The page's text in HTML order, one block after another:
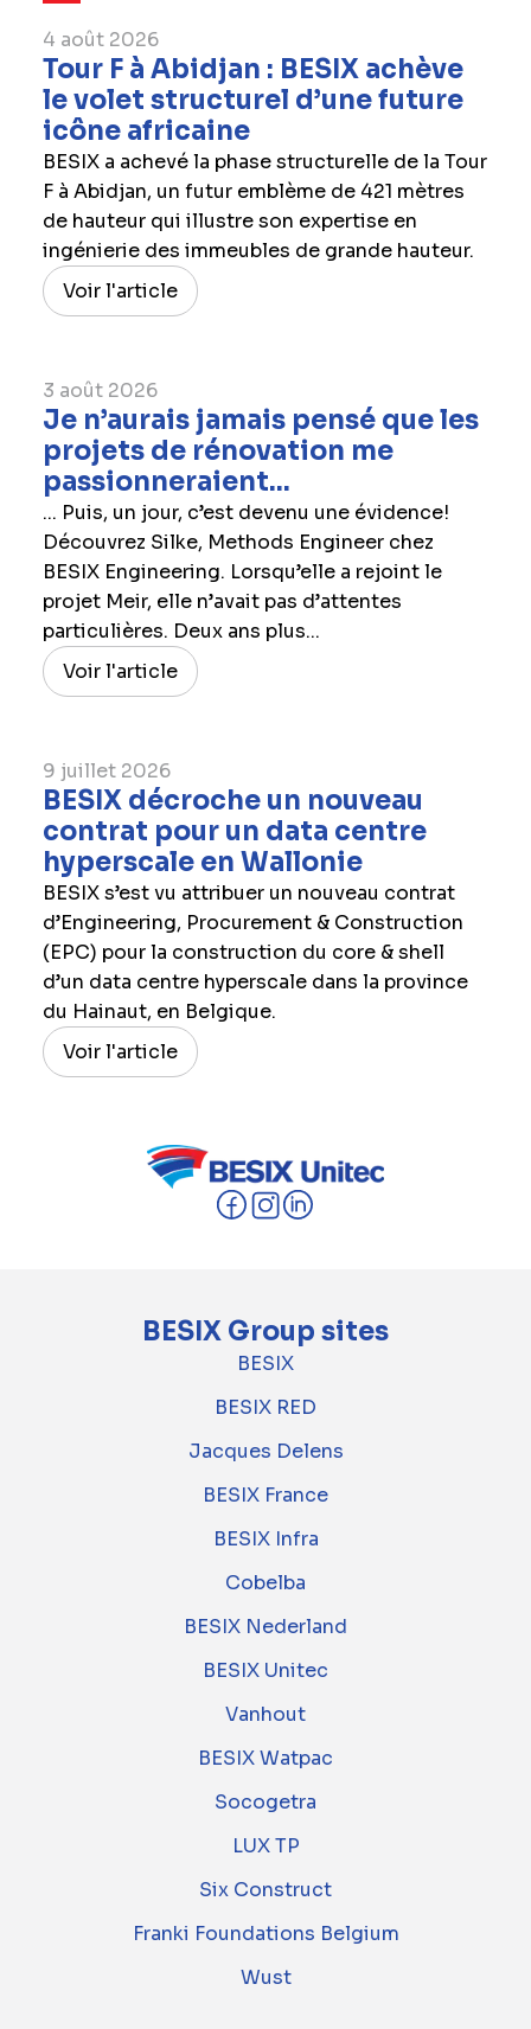
4 août 2026
Tour F à Abidjan : BESIX achève
le volet structurel d’une future
icône africaine
BESIX a achevé la phase structurelle de la Tour
F à Abidjan, un futur emblème de 421 mètres
de hauteur qui illustre son expertise en
ingénierie des immeubles de grande hauteur.
Voir l'article
3 août 2026
Je n’aurais jamais pensé que les
projets de rénovation me
passionneraient...
... Puis, un jour, c’est devenu une évidence!
Découvrez Silke, Methods Engineer chez
BESIX Engineering. Lorsqu’elle a rejoint le
projet Meir, elle n’avait pas d’attentes
particulières. Deux ans plus...
Voir l'article
9 juillet 2026
BESIX décroche un nouveau
contrat pour un data centre
hyperscale en Wallonie
BESIX s’est vu attribuer un nouveau contrat
d’Engineering, Procurement & Construction
(EPC) pour la construction du core & shell
d’un data centre hyperscale dans la province
du Hainaut, en Belgique.
Voir l'article
BESIX Group sites
BESIX
BESIX RED
Jacques Delens
BESIX France
BESIX Infra
Cobelba
BESIX Nederland
BESIX Unitec
Vanhout
BESIX Watpac
Socogetra
LUX TP
Six Construct
Franki Foundations Belgium
Wust